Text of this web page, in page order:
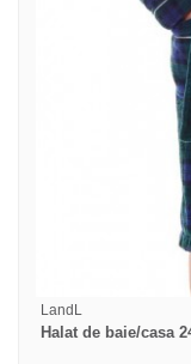
LandL
Halat de baie/casa